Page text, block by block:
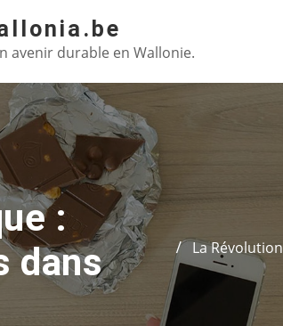
avenir durable en Wallonie.
:
dans
La